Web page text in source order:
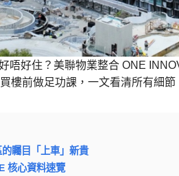
唔好住？美聯物業整合 ONE
樓前做足功課，一文看清所有細節
矚目「上車」新貴
核心資料速覽